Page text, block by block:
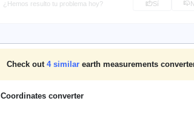
¿Hemos resulto tu problema hoy? Sí
Check out 4similar earth measurements
Coordinates converter